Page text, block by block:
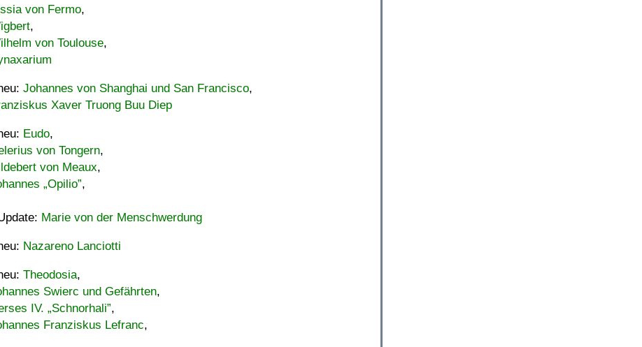
von Fermo,
,
von Toulouse,
Johannes von Shanghai und San Francisco,
Xaver Truong Buu Diep
Eudo,
von Tongern,
von Meaux,
„Opilio”,
Marie von der Menschwerdung
Nazareno Lanciotti
Theodosia,
Swierc und Gefährten,
IV. „Schnorhali”,
Franziskus Lefranc,